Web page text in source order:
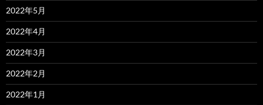
2022年5月
2022年4月
2022年3月
2022年2月
2022年1月